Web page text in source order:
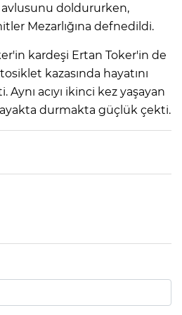
doldururken,
Mezarlığına defnedildi.
kardeşi Ertan Toker'in de
kazasında hayatını
acıyı ikinci kez yaşayan
durmakta güçlük çekti.